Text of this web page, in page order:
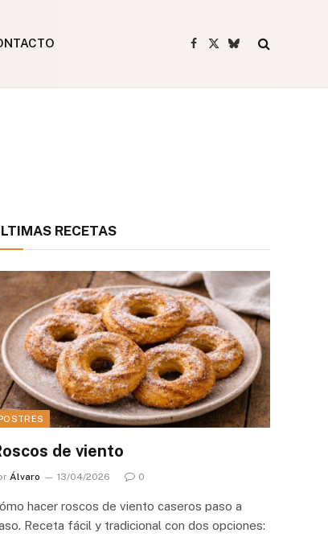
Facebook
X
Bluesky
RECETAS
de viento
Álvaro 13/04/2026 0
hacer roscos de viento caseros paso a
Receta fácil y tradicional con dos opciones: